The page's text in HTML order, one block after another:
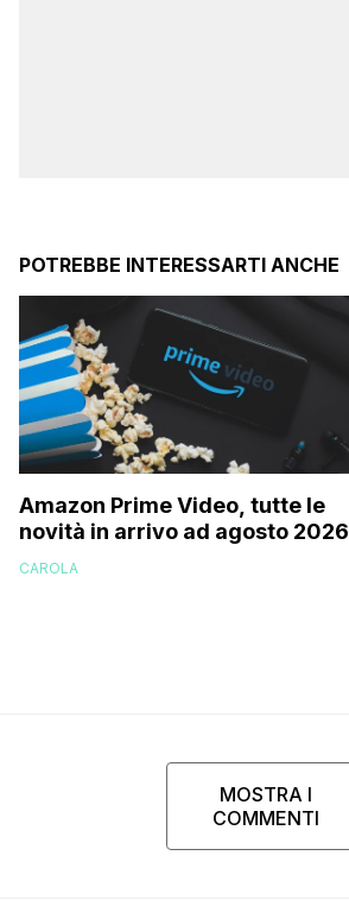
POTREBBE INTERESSARTI ANCHE
Amazon Prime Video, tutte le
novità in arrivo ad agosto 2026
CAROLA
MOSTRA I
COMMENTI